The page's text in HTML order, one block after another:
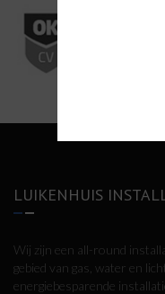
LUIKENHUIS
Wij zijn een all-round
gebied van gas, water en
energiebesparende